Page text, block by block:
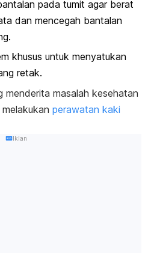
pada tumit agar berat
dan mencegah bantalan
khusus untuk menyatukan
retak.
menderita masalah kesehatan
perawatan kaki
Iklan